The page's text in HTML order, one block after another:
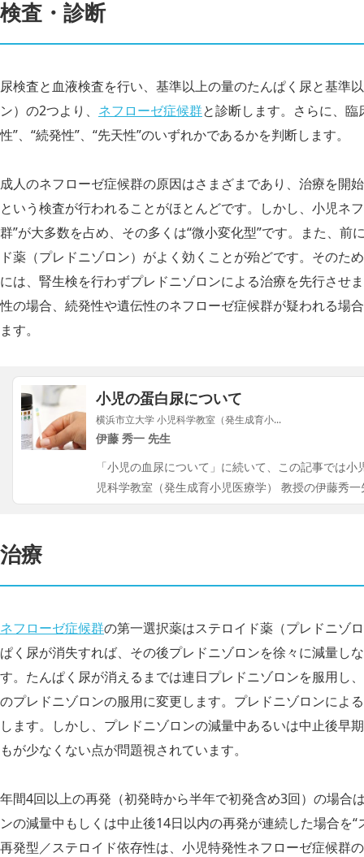
検査・診断
尿検査と血液検査を行い、基準以上の量のたんぱく尿と基準
ン）の2つより、 ネフローゼ症候群と診断します。さらに、
性”、“続発性”、“先天性”のいずれかであるかを判断します。
成人のネフローゼ症候群の原因はさまざまであり、治療を開
という検査が行われることがほとんどです。しかし、小児ネ
群”が大多数を占め、その多くは“微小変化型”です。また、前
ド薬（プレドニゾロン）がよく効くことが殆どです。そのた
には、腎生検を行わずプレドニゾロンによる治療を先行させ
性の場合、続発性や遺伝性のネフローゼ症候群が疑われる場
ます。
小児の蛋白尿について
横浜市立大学 小児科学教室（発生成育小...
伊藤 秀一 先生
「小児の血尿について」に続いて、この記事では
児科学教室（発生成育小児医療学） 教授の伊藤秀
治療
ネフローゼ症候群の第一選択薬はステロイド薬（プレドニゾ
ぱく尿が消失すれば、その後プレドニゾロンを徐々に減量し
す。たんぱく尿が消えるまでは連日プレドニゾロンを服用し
のプレドニゾロンの服用に変更します。プレドニゾロンによる
します。しかし、プレドニゾロンの減量中あるいは中止後早
もが少なくない点が問題視されています。
年間4回以上の再発（初発時から半年で初発含め3回）の場合
ンの減量中もしくは中止後14日以内の再発が連続した場合を
再発型／ステロイド依存性は、小児特発性ネフローゼ症候群